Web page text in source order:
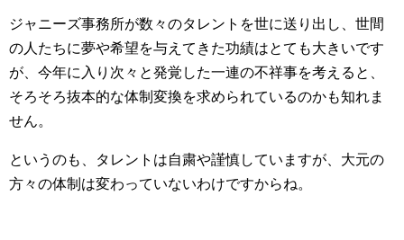
ジャニーズ事務所が数々のタレントを世に送り出し、世間
の人たちに夢や希望を与えてきた功績はとても大きいです
が、今年に入り次々と発覚した一連の不祥事を考えると、
そろそろ抜本的な体制変換を求められているのかも知れま
せん。
というのも、タレントは自粛や謹慎していますが、大元の
方々の体制は変わっていないわけですからね。